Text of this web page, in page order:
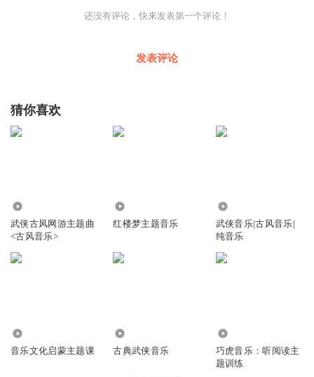
还没有评论，快来发表第一个评论！
发表评论
猜你喜欢
武侠古风网游主题曲
<古风音乐>
红楼梦主题音乐
武侠音乐|古风音乐|
纯音乐
音乐文化启蒙主题课 古典武侠音乐
巧虎音乐：听阅读主
题训练